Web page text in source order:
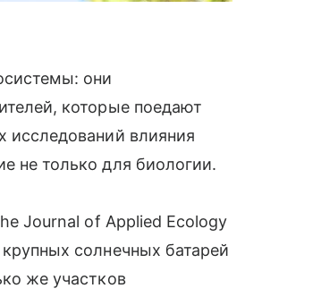
они
которые поедают
исследований влияния
не только для биологии.
Journal of Applied Ecology
солнечных батарей
же участков